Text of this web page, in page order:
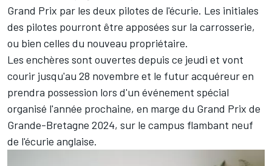
Grand Prix par les deux pilotes de l'écurie. Les initiales
des pilotes pourront être apposées sur la carrosserie,
ou bien celles du nouveau propriétaire.
Les enchères sont ouvertes depuis ce jeudi et vont
courir jusqu'au 28 novembre et le futur acquéreur en
prendra possession lors d'un événement spécial
organisé l'année prochaine, en marge du Grand Prix de
Grande-Bretagne 2024, sur le campus flambant neuf
de l'écurie anglaise.